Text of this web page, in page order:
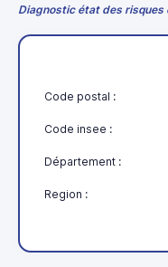
Diagnostic état des risques
Code postal :
Code insee :
Département :
Region :